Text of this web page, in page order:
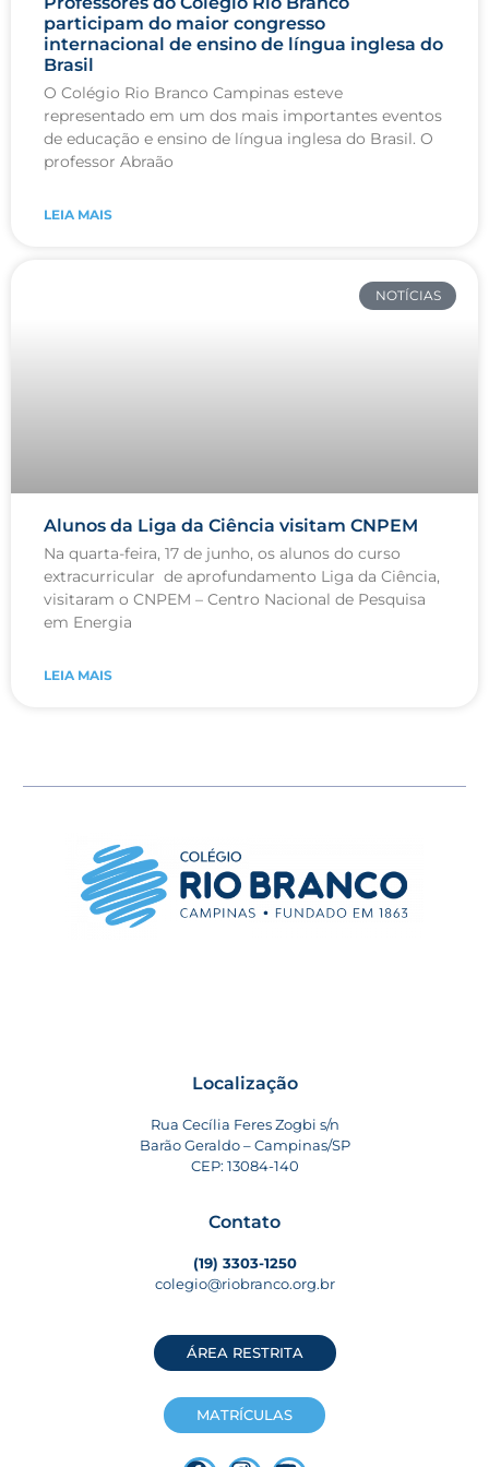
participam do maior congresso
internacional de ensino de língua inglesa do
Brasil
O Colégio Rio Branco Campinas esteve
representado em um dos mais importantes eventos
de educação e ensino de língua inglesa do Brasil. O
professor Abraão
LEIA MAIS
NOTÍCIAS
Alunos da Liga da Ciência visitam CNPEM
Na quarta-feira, 17 de junho, os alunos do curso
extracurricular de aprofundamento Liga da Ciência,
visitaram o CNPEM – Centro Nacional de Pesquisa
em Energia
LEIA MAIS
Localização
Rua Cecília Feres Zogbi s/n
Barão Geraldo – Campinas/SP
CEP: 13084-140
Contato
(19) 3303-1250
colegio@riobranco.org.br
ÁREA RESTRITA
MATRÍCULAS